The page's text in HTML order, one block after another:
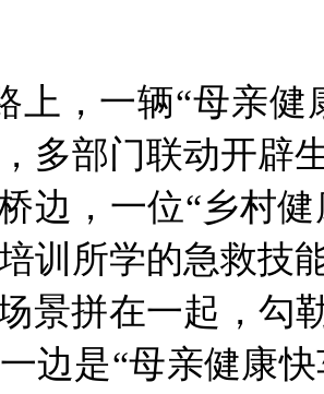
上，一辆“母亲
多部门联动开辟
，一位“乡村健
训所学的急救技
景拼在一起，勾
边是“母亲健康